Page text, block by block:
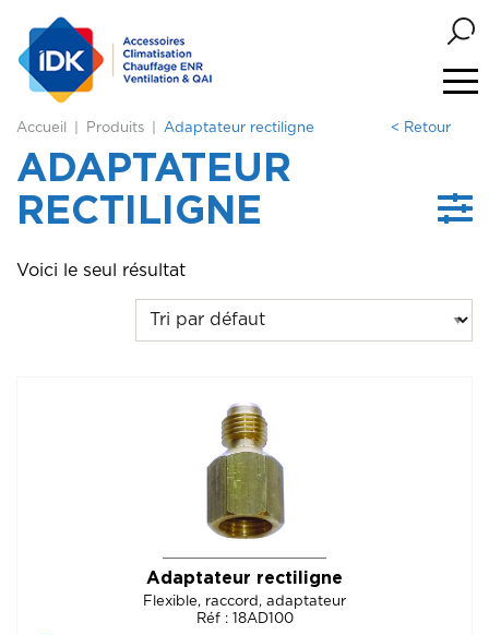
Accueil Produits Adaptateur rectiligne < Retour
ADAPTATEUR
RECTILIGNE
Voici le seul résultat
Adaptateur rectiligne
Flexible, raccord, adaptateur
Réf : 18AD100